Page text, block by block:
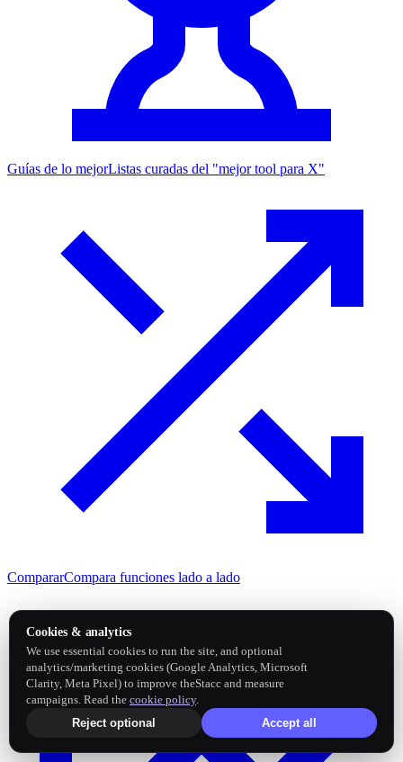
Guías de lo mejorListas curadas del "mejor tool para X"
CompararCompara funciones lado a lado
Cookies & analytics
We use essential cookies to run the site, and optional
analytics/marketing cookies (Google Analytics, Microsoft
Clarity, Meta Pixel) to improve theStacc and measure
campaigns. Read the cookie policy.
Reject optional
Accept all